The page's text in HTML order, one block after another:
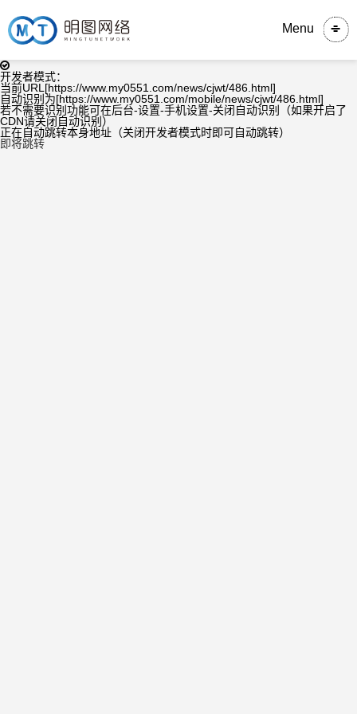
Menu
开发者模式：
当前URL[https://www.my0551.com/news/cjwt/486.html]
自动识别为[https://www.my0551.com/mobile/news/cjwt/486.html]
若不需要识别功能可在后台-设置-手机设置-关闭自动识别（如果开启了
CDN请关闭自动识别）
正在自动跳转本身地址（关闭开发者模式时即可自动跳转）
即将跳转